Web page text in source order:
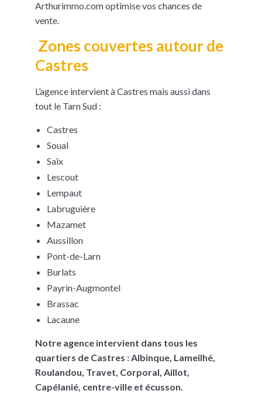
Arthurimmo.com optimise vos chances de
vente.
Zones couvertes autour de
Castres
L’agence intervient à Castres mais aussi dans
tout le Tarn Sud :
Castres
Soual
Saïx
Lescout
Lempaut
Labruguière
Mazamet
Aussillon
Pont-de-Larn
Burlats
Payrin-Augmontel
Brassac
Lacaune
Notre agence intervient dans tous les
quartiers de Castres : Albinque, Lameilhé,
Roulandou, Travet, Corporal, Aillot,
Capélanié, centre-ville et écusson.